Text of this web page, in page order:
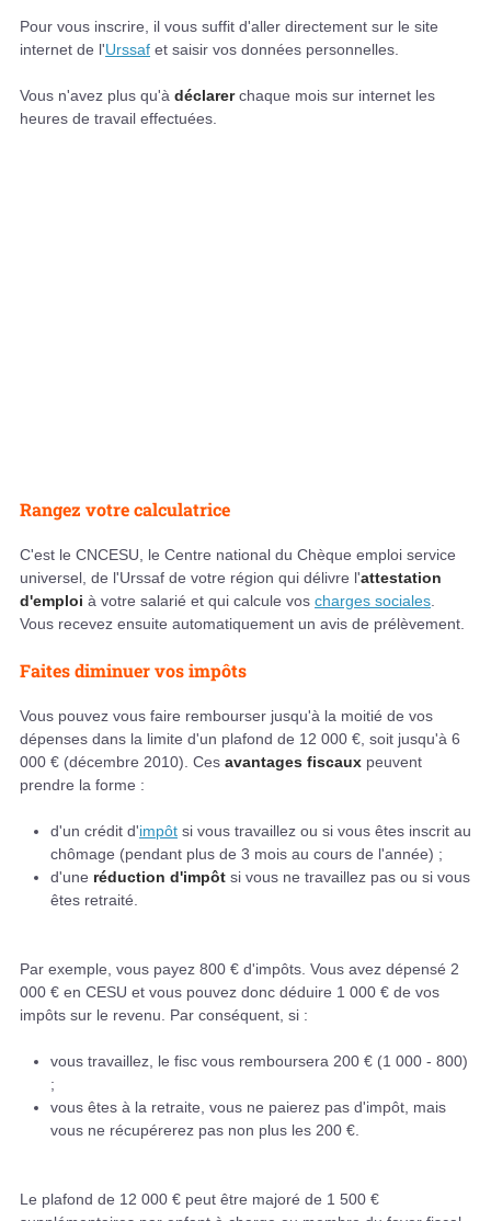
Pour vous inscrire, il vous suffit d'aller directement sur le site
internet de l'Urssaf et saisir vos données personnelles.
Vous n'avez plus qu'à déclarerchaque mois sur internet les
heures de travail effectuées.
Rangez votre calculatrice
C'est le CNCESU, le Centre national du Chèque emploi service
universel, de l'Urssaf de votre région qui délivre l'attestation
d'emploi à votre salarié et qui calcule vos charges sociales
Vous recevez ensuite automatiquement un avis de prélèvement.
Faites diminuer vos impôts
Vous pouvez vous faire rembourser jusqu'à la moitié de vos
dépenses dans la limite d'un plafond de 12 000 €, soit jusqu'à 6
000 € (décembre 2010). Ces avantages fiscaux peuvent
prendre la forme :
d'un crédit d'impôt si vous travaillez ou si vous êtes inscrit au
chômage (pendant plus de 3 mois au cours de l'année) ;
d'une réduction d'impôt si vous ne travaillez pas ou si vous
êtes retraité.
Par exemple, vous payez 800 € d'impôts. Vous avez dépensé 2
000 € en CESU et vous pouvez donc déduire 1 000 € de vos
impôts sur le revenu. Par conséquent, si :
vous travaillez, le fisc vous remboursera 200 € (1 000 - 800)
;
vous êtes à la retraite, vous ne paierez pas d'impôt, mais
vous ne récupérerez pas non plus les 200 €.
Le plafond de 12 000 € peut être majoré de 1 500 €